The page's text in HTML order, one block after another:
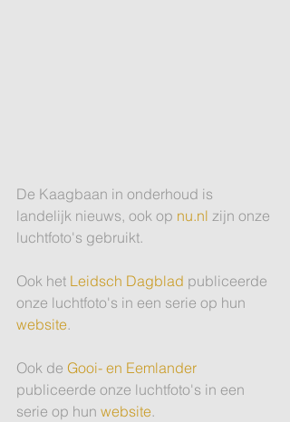
De Kaagbaan in onderhoud is
landelijk nieuws, ook op nu.nl zijn onze
luchtfoto's gebruikt.
Ook het Leidsch Dagblad publiceerde
onze luchtfoto's in een serie op hun
website.
Ook de Gooi- en Eemlander
publiceerde onze luchtfoto's in een
serie op hun website.